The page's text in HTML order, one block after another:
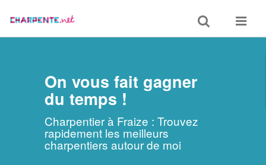
Toggle
search
Toggle
On vous fait gagner
du temps !
Charpentier à Fraize : Trouvez
rapidement les meilleurs
charpentiers autour de moi